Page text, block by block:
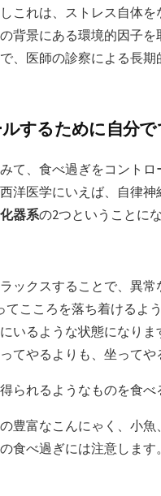
これは、ストレス自体
背景にある環境的因子
、医師の診察による長
するために自分
て、食べ過ぎをコント
洋医学にいえば、自律
器系の2つということにな
ックスすることで、異
てこころを落ち着けるよ
いるような状態になり
てやるよりも、坐ってや
られるようなものを食べ
豊富なこんにゃく、小魚
食べ過ぎには注意します。